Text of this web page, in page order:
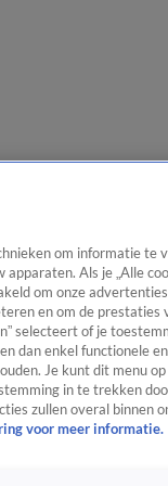
om informatie te
Als je „Alle
om onze
en om de prestaties
selecteert of je
dan enkel functionele
Je kunt dit menu
in te trekken
zullen overal binnen
voor meer informatie.